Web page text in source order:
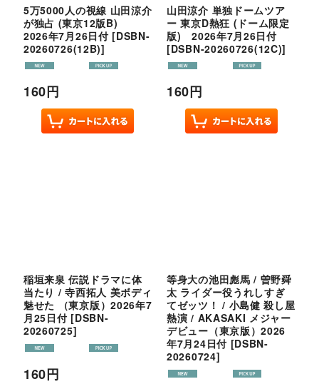
5万5000人の視線 山田涼介
が独占 (東京12版B)
2026年7月26日付 [DSBN-
20260726(12B)]
160円
山田涼介 単独ドームツア
ー 東京D熱狂 (ドーム限定
版) 2026年7月26日付
[DSBN-20260726(12C)]
160円
稲垣来泉 伝説ドラマに体
当たり / 寺西拓人 美ボディ
魅せた （東京版）2026年7
月25日付 [DSBN-
20260725]
160円
等身大の池田彪馬 / 曽野舜
太 ライダー役うれしすぎ
てゼッツ！ / 小島健 殺し屋
熱演 / AKASAKI メジャー
デビュー（東京版）2026
年7月24日付 [DSBN-
20260724]